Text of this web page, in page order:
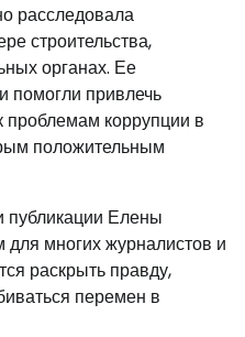
расследовала
строительства,
органах. Ее
помогли привлечь
коррупции в
положительным
публикации Елены
многих журналистов и
раскрыть правду,
перемен в